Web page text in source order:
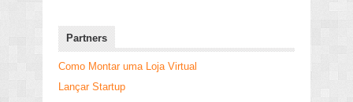
Partners
Como Montar uma Loja Virtual
Lançar Startup